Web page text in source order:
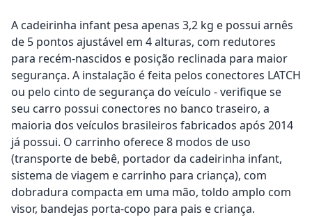
A cadeirinha infant pesa apenas 3,2 kg e possui arnês
de 5 pontos ajustável em 4 alturas, com redutores
para recém-nascidos e posição reclinada para maior
segurança. A instalação é feita pelos conectores LATCH
ou pelo cinto de segurança do veículo - verifique se
seu carro possui conectores no banco traseiro, a
maioria dos veículos brasileiros fabricados após 2014
já possui. O carrinho oferece 8 modos de uso
(transporte de bebê, portador da cadeirinha infant,
sistema de viagem e carrinho para criança), com
dobradura compacta em uma mão, toldo amplo com
visor, bandejas porta-copo para pais e criança.